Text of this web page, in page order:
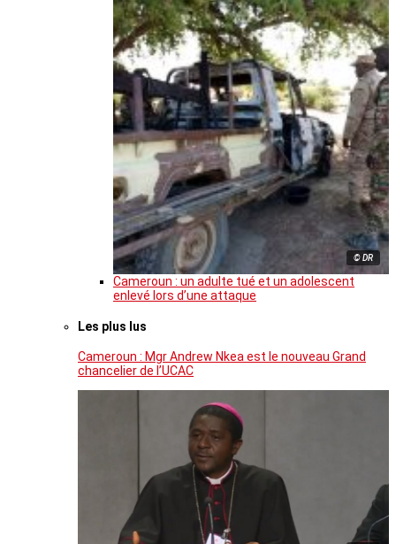
© DR
Cameroun : un adulte tué et un adolescent
enlevé lors d’une attaque
Les plus lus
Cameroun : Mgr Andrew Nkea est le nouveau Grand
chancelier de l’UCAC